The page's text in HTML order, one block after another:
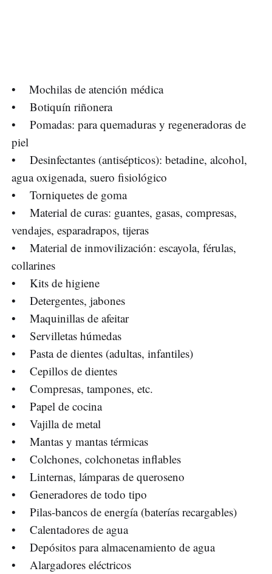
• Mochilas de atención médica
• Botiquín riñonera
• Pomadas: para quemaduras y regeneradoras de
piel
• Desinfectantes (antisépticos): betadine, alcohol,
agua oxigenada, suero fisiológico
• Torniquetes de goma
• Material de curas: guantes, gasas, compresas,
vendajes, esparadrapos, tijeras
• Material de inmovilización: escayola, férulas,
collarines
• Kits de higiene
• Detergentes, jabones
• Maquinillas de afeitar
• Servilletas húmedas
• Pasta de dientes (adultas, infantiles)
• Cepillos de dientes
• Compresas, tampones, etc.
• Papel de cocina
• Vajilla de metal
• Mantas y mantas térmicas
• Colchones, colchonetas inflables
• Linternas, lámparas de queroseno
• Generadores de todo tipo
• Pilas-bancos de energía (baterías recargables)
• Calentadores de agua
• Depósitos para almacenamiento de agua
• Alargadores eléctricos